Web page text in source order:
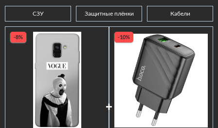
СЗУ Защитные плёнки Кабели
-8% -10%